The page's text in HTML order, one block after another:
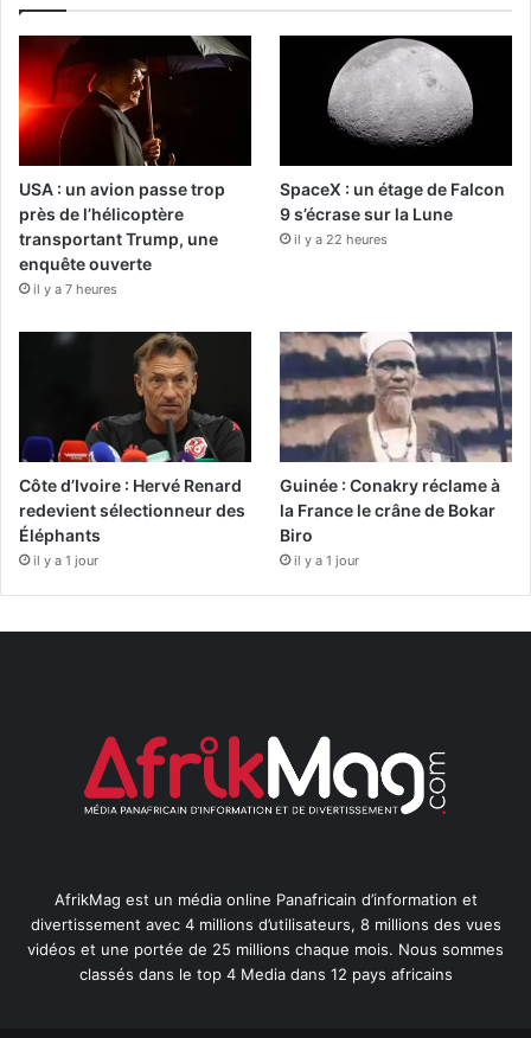
USA : un avion passe trop
près de l’hélicoptère
transportant Trump, une
enquête ouverte
il y a 7 heures
SpaceX : un étage de Falcon
9 s’écrase sur la Lune
il y a 22 heures
Côte d’Ivoire : Hervé Renard
redevient sélectionneur des
Éléphants
il y a 1 jour
Guinée : Conakry réclame à
la France le crâne de Bokar
Biro
il y a 1 jour
AfrikMag est un média online Panafricain d’information et
divertissement avec 4 millions d’utilisateurs, 8 millions des vues
vidéos et une portée de 25 millions chaque mois. Nous sommes
classés dans le top 4 Media dans 12 pays africains